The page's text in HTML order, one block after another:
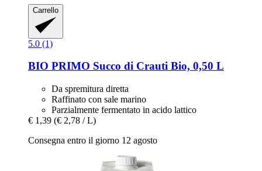
Carrello
5.0 (1)
BIO PRIMO Succo di Crauti Bio, 0,50 L
Da spremitura diretta
Raffinato con sale marino
Parzialmente fermentato in acido lattico
€ 1,39 (€ 2,78 / L)
Consegna entro il giorno 12 agosto